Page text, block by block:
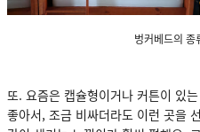
벙커베드의 종
또. 요즘은 캡슐형이거나 커튼이 있
좋아서, 조금 비싸더라도 이런 곳을